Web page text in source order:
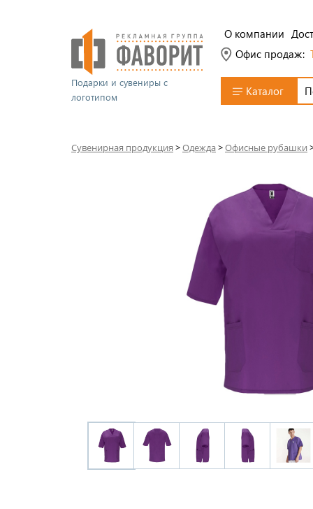
Подарки и сувениры с
логотипом
О компании
Офис продаж:
Каталог
Сувенирная продукция >Одежда>Офисные рубашки